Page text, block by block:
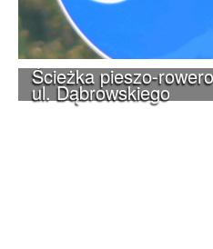
Ścieżka pieszo-
ul. Dąbrowskiego